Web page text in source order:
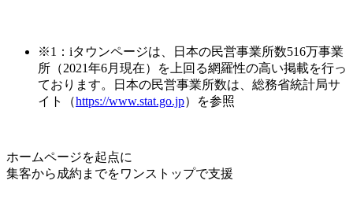
※1：iタウンページは、日本の民営事業所数516万事業
所（2021年6月現在）を上回る網羅性の高い掲載を行っ
ております。日本の民営事業所数は、総務省統計局サ
イト（https://www.stat.go.jp）を参照
ホームページを起点に
集客から成約までをワンストップで支援